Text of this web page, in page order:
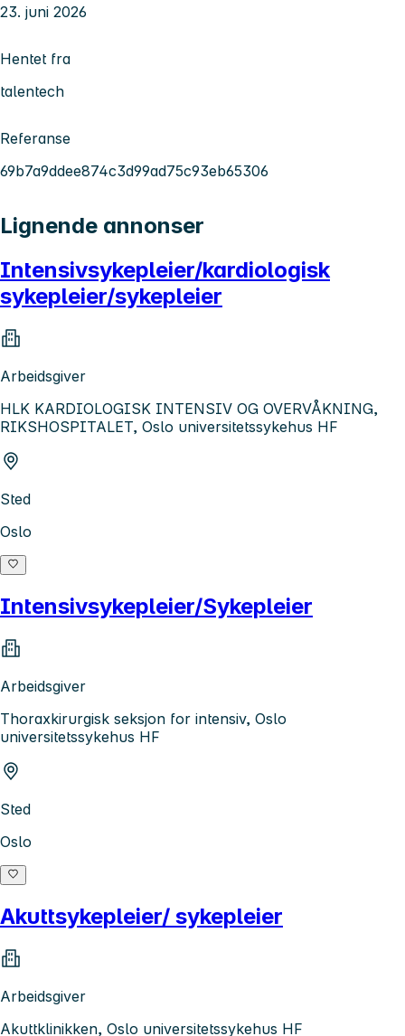
23. juni 2026
Hentet fra
talentech
Referanse
69b7a9ddee874c3d99ad75c93eb65306
Lignende annonser
Intensivsykepleier/kardiologisk
sykepleier/sykepleier
Arbeidsgiver
HLK KARDIOLOGISK INTENSIV OG OVERVÅKNING,
RIKSHOSPITALET, Oslo universitetssykehus HF
Sted
Oslo
Intensivsykepleier/Sykepleier
Arbeidsgiver
Thoraxkirurgisk seksjon for intensiv, Oslo
universitetssykehus HF
Sted
Oslo
Akuttsykepleier/ sykepleier
Arbeidsgiver
Akuttklinikken, Oslo universitetssykehus HF